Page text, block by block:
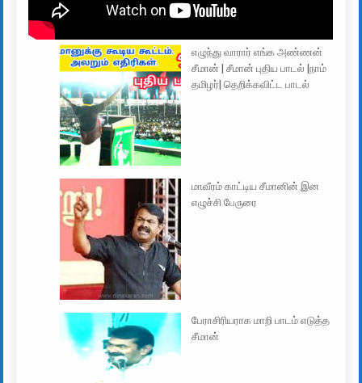
எழுந்து வாரார் எங்க அண்ணன்
சீமான் | சீமான் புதிய பாடல் |நாம்
தமிழர்| தெறிக்கவிட்ட பாடல்
மாவீரம் காட்டிய சீமானின் இன
எழுச்சி பேருரை
பேராசிரியராக மாறி பாடம் எடுத்த
சீமான்